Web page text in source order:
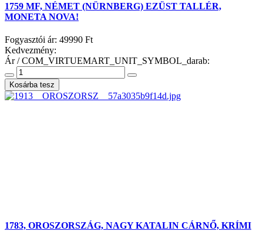
1759 MF, NÉMET (NÜRNBERG) EZÜST TALLÉR,
MONETA NOVA!
Fogyasztói ár: 49990 Ft
Kedvezmény:
Ár / COM_VIRTUEMART_UNIT_SYMBOL_darab:
1783, OROSZORSZÁG, NAGY KATALIN CÁRNŐ, KRÍMI